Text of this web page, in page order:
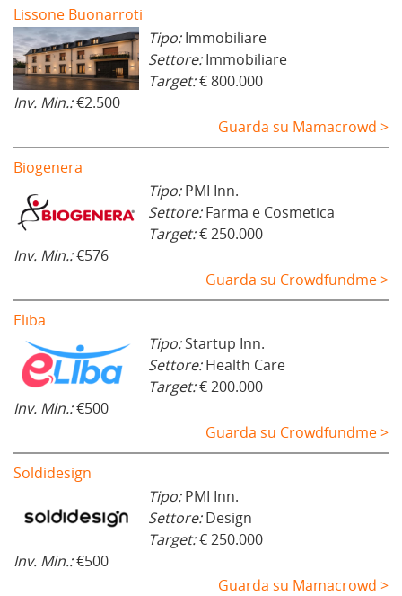
Lissone Buonarroti
Tipo:Immobiliare
Settore:Immobiliare
Target:€ 800.000
Inv. Min.:€2.500
Guarda su Mamacrowd >
Biogenera
Tipo:PMI Inn.
Settore:Farma e Cosmetica
Target:€ 250.000
Inv. Min.:€576
Guarda su Crowdfundme >
Eliba
Tipo:Startup Inn.
Settore:Health Care
Target:€ 200.000
Inv. Min.:€500
Guarda su Crowdfundme >
Soldidesign
Tipo:PMI Inn.
Settore:Design
Target:€ 250.000
Inv. Min.:€500
Guarda su Mamacrowd >